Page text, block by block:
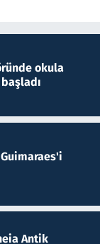
okula
Antik